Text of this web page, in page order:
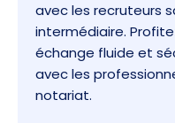
avec les recruteurs
intermédiaire.
échange fluide et
avec les
notariat.